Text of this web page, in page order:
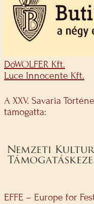
DöWOLFER Kft.
Luce Innocente Kft.
A XXV. Savaria
támogatta:
EFFE – Europe for